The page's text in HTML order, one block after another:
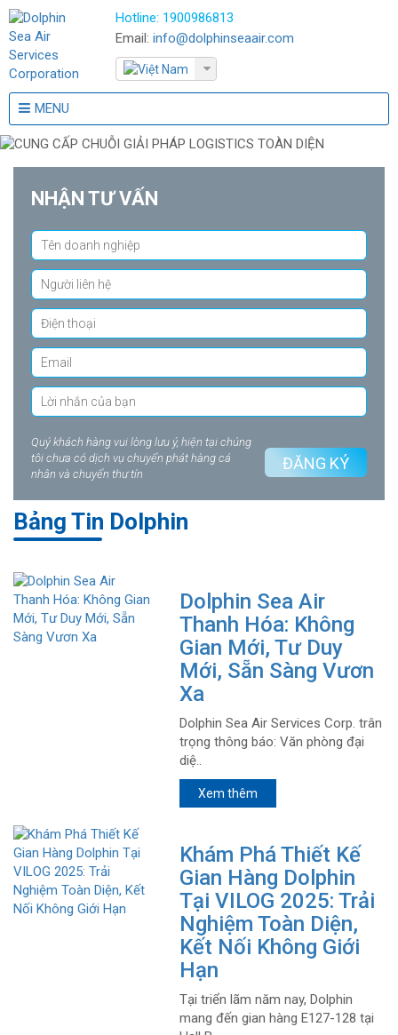
Hotline: 1900986813
Email: info@dolphinseaair.com
MENU
NHẬN TƯ VẤN
Quý khách hàng vui lòng lưu ý, hiện tại chúng
tôi chưa có dịch vụ chuyển phát hàng cá
nhân và chuyển thư tín
ĐĂNG KÝ
Bảng Tin Dolphin
Dolphin Sea Air
Thanh Hóa: Không
Gian Mới, Tư Duy
Mới, Sẵn Sàng Vươn
Xa
Dolphin Sea Air Services Corp. trân
trọng thông báo: Văn phòng đại
diệ..
Xem thêm
Khám Phá Thiết Kế
Gian Hàng Dolphin
Tại VILOG 2025: Trải
Nghiệm Toàn Diện,
Kết Nối Không Giới
Hạn
Tại triển lãm năm nay, Dolphin
mang đến gian hàng E127-128 tại